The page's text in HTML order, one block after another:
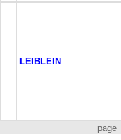
LEIBLEIN
page